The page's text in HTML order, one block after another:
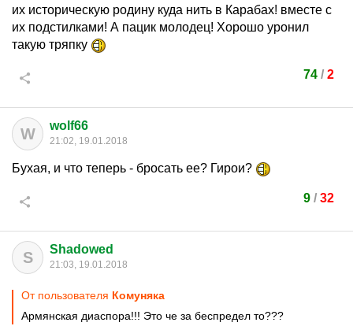
их историческую родину куда нить в Карабах! вместе с
их подстилками! А пацик молодец! Хорошо уронил
такую тряпку
74 / 2
W wolf66
21:02, 19.01.2018
Бухая, и что теперь - бросать ее? Гирои?
9 / 32
S Shadowed
21:03, 19.01.2018
От пользователя Комуняка
Армянская диаспора!!! Это че за беспредел то???